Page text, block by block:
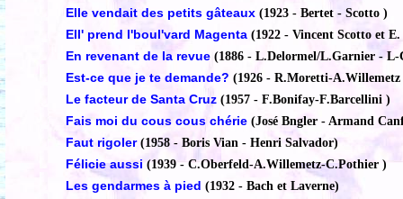
Elle vendait des petits gâteaux (1923 - Bertet - Scotto )
Ell' prend l'boul'vard Magenta (1922 - Vincent Scotto et
En revenant de la revue (1886 - L.Delormel/L.Garnier - L-
Est-ce que je te demande? (1926 - R.Moretti-A.Willemetz
Le facteur de Santa Cruz (1957 - F.Bonifay-F.Barcellini )
Fais moi du cous cous chérie (José Bngler - Armand
Faut rigoler (1958 - Boris Vian - Henri Salvador)
Félicie aussi (1939 - C.Oberfeld-A.Willemetz-C.Pothier )
Les gendarmes à pied (1932 - Bach et Laverne)